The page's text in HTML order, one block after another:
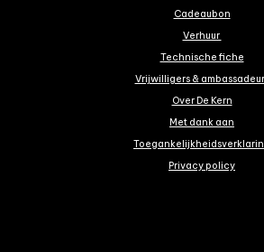
Cadeaubon
Verhuur
Technische fiche
Vrijwilligers &
Over De Kern
Met dank aan
Privacy policy